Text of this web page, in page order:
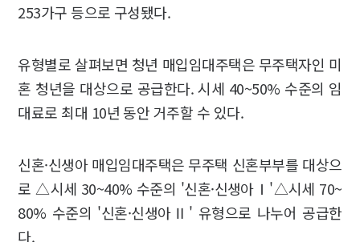
253가구 등으로 구성됐다.
유형별로 살펴보면 청년 매입임대주택은 무주택자인 미
혼 청년을 대상으로 공급한다. 시세 40~50% 수준의 임
대료로 최대 10년 동안 거주할 수 있다.
신혼·신생아 매입임대주택은 무주택 신혼부부를 대상으
로 △시세 30~40% 수준의 '신혼·신생아Ⅰ'△시세 70~
80% 수준의 '신혼·신생아Ⅱ' 유형으로 나누어 공급한
다.